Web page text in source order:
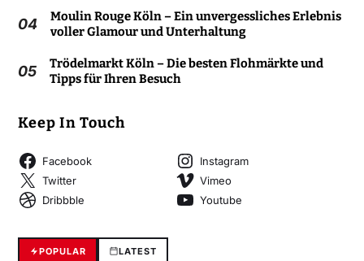
04
Moulin Rouge Köln – Ein unvergessliches Erlebnis
voller Glamour und Unterhaltung
05
Trödelmarkt Köln – Die besten Flohmärkte und
Tipps für Ihren Besuch
Keep In Touch
Facebook
Instagram
Twitter
Vimeo
Dribbble
Youtube
POPULAR LATEST